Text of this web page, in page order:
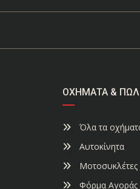
ΟΧΉΜΑΤΑ &
Όλα τα
Αυτοκίνητα
Μοτοσυκλέτες
Φόρμα Αγοράς